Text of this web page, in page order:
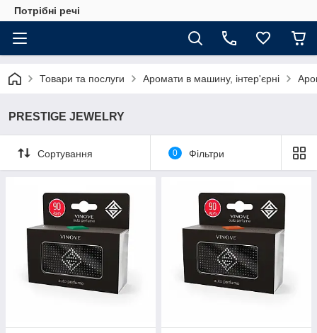
Потрібні речі
Товари та послуги Аромати в машину, інтер'єрні
PRESTIGE JEWELRY
Сортування 0 Фільтри